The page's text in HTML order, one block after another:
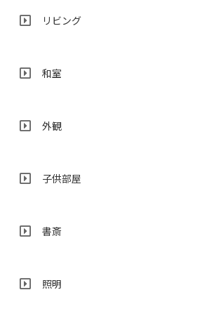
リビング
和室
外観
子供部屋
書斎
照明